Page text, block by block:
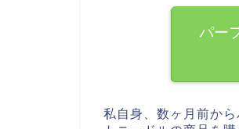
パー
私自身、数ヶ月前か